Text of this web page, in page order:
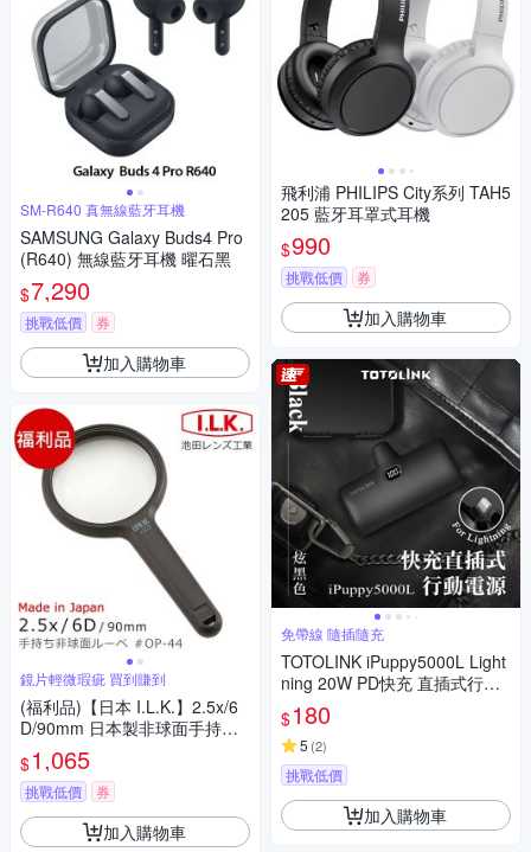
SM-R640 真無線藍牙耳機
SAMSUNG Galaxy Buds4 Pro
(R640) 無線藍牙耳機 曜石黑
$7,290
挑戰低價 券
加入購物車
鏡片輕微瑕疵 買到賺到
(福利品)【日本 I.L.K.】2.5x/6
D/90mm 日本製非球面手持型
放大鏡 OP-44
$1,065
挑戰低價 券
加入購物車
飛利浦 PHILIPS City系列 TAH5
205 藍牙耳罩式耳機
$990
挑戰低價 券
加入購物車
免帶線 隨插隨充
TOTOLINK iPuppy5000L Light
ning 20W PD快充 直插式行動
電源 口袋電源 免傳輸線(蘋果 i
Phone14 以下專用)-炫黑
$180
5 (2)
挑戰低價
加入購物車